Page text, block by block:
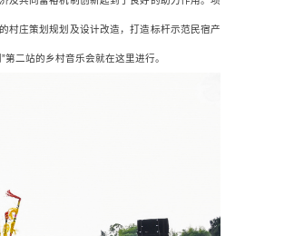
村庄策划规划及设计改造，打造标杆示范民宿产
二站的乡村音乐会就在这里进行。